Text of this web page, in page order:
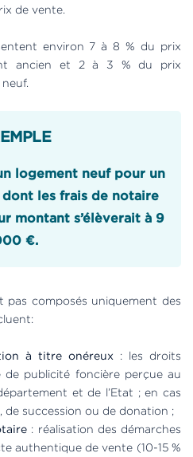
de vente.
environ 7 à 8 % du prix
ancien et 2 à 3 % du prix
logement neuf pour un
les frais de notaire
montant s’élèverait à 9
€.
composés uniquement des
à titre onéreux : les droits
de publicité foncière perçue au
et de l’Etat ; en cas
succession ou de donation ;
: réalisation des démarches
authentique de vente (10-15 %